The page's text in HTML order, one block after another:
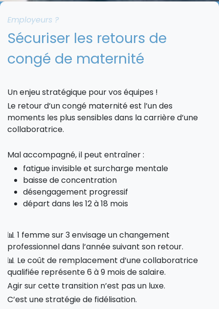
Employeurs ?
Sécuriser les retours de
congé de maternité
Un enjeu stratégique pour vos équipes !
Le retour d’un congé maternité est l’un des
moments les plus sensibles dans la carrière d’une
collaboratrice.
Mal accompagné, il peut entraîner :
fatigue invisible et surcharge mentale
baisse de concentration
désengagement progressif
départ dans les 12 à 18 mois
📊 1 femme sur 3 envisage un changement
professionnel dans l’année suivant son retour.
📊 Le coût de remplacement d’une collaboratrice
qualifiée représente 6 à 9 mois de salaire.
Agir sur cette transition n’est pas un luxe.
C’est une stratégie de fidélisation.